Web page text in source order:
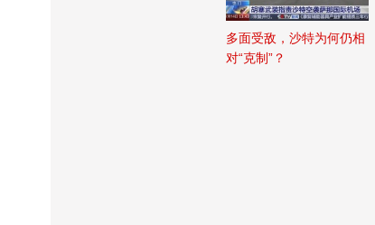
多面受敌，沙特为何仍相
对“克制”？